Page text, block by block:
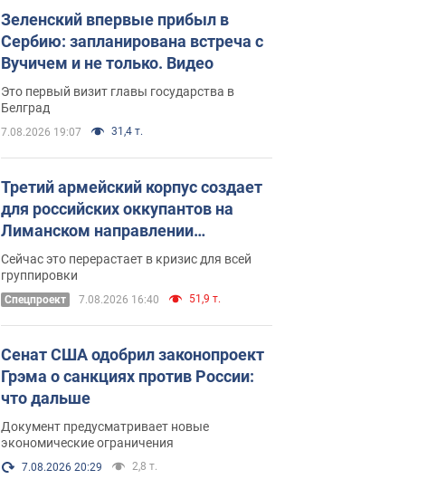
Зеленский впервые прибыл в
Сербию: запланирована встреча с
Вучичем и не только. Видео
Это первый визит главы государства в
Белград
7.08.2026 19:07 31,4 т.
Третий армейский корпус создает
для российских оккупантов на
Лиманском направлении
критический дискомфорт: как это
удалось
Сейчас это перерастает в кризис для всей
группировки
Спецпроект 7.08.2026 16:40 51,9 т.
Сенат США одобрил законопроект
Грэма о санкциях против России:
что дальше
Документ предусматривает новые
экономические ограничения
7.08.2026 20:29 2,8 т.